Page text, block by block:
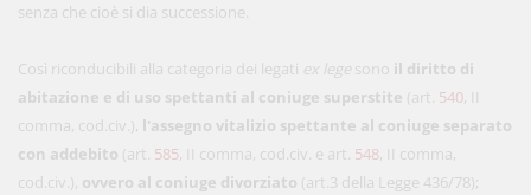
senza che cioè si dia successione.
Così riconducibili alla categoria dei legati ex lege sono il diritto di
abitazione e di uso spettanti al coniuge superstite (art. 540, II
comma, cod.civ.), l'assegno vitalizio spettante al coniuge separato
con addebito (art. 585, II comma, cod.civ. e art. 548, II comma,
cod.civ.), ovvero al coniuge divorziato (art.3 della Legge 436/78);